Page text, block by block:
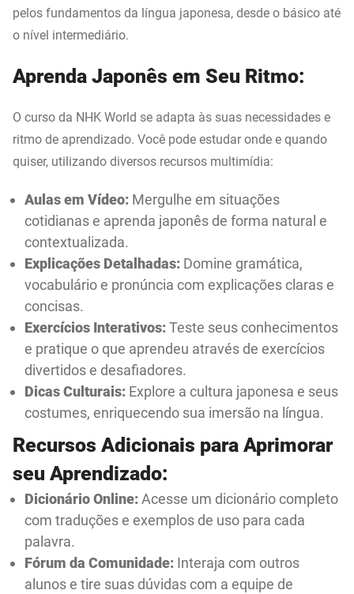
pelos fundamentos da língua japonesa, desde o básico até
o nível intermediário.
Aprenda Japonês em Seu Ritmo:
O curso da NHK World se adapta às suas necessidades e
ritmo de aprendizado. Você pode estudar onde e quando
quiser, utilizando diversos recursos multimídia:
Aulas em Vídeo: Mergulhe em situações
cotidianas e aprenda japonês de forma natural e
contextualizada.
Explicações Detalhadas: Domine gramática,
vocabulário e pronúncia com explicações claras e
concisas.
Exercícios Interativos:Teste seus conhecimentos
e pratique o que aprendeu através de exercícios
divertidos e desafiadores.
Dicas Culturais: Explore a cultura japonesa e seus
costumes, enriquecendo sua imersão na língua.
Recursos Adicionais para Aprimorar
seu Aprendizado:
Dicionário Online:Acesse um dicionário completo
com traduções e exemplos de uso para cada
palavra.
Fórum da Comunidade: Interaja com outros
alunos e tire suas dúvidas com a equipe de